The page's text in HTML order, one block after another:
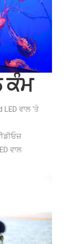
ਕੰਮ
ਵਾਲ ‘ਤੇ
ਵਾਲ